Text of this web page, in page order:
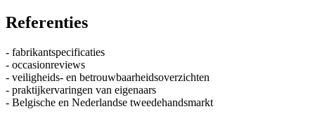
Referenties
- fabrikantspecificaties
- occasionreviews
- veiligheids- en betrouwbaarheidsoverzichten
- praktijkervaringen van eigenaars
- Belgische en Nederlandse tweedehandsmarkt